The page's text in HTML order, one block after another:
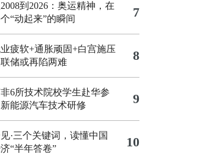
到2026：奥运精神，在
“动起来”的瞬间
7
疲软+通胀顽固+白宫施压
储或再陷两难
8
6所技术院校学生赴华参
能源汽车技术研修
9
·三个关键词，读懂中国
“半年答卷”
10